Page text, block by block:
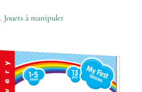
, Jouets à manipuler